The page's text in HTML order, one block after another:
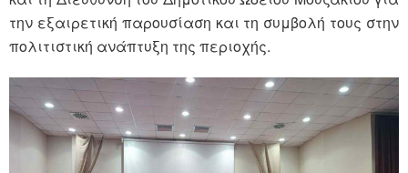
την εξαιρετική παρουσίαση και τη συμβολή τους στην
πολιτιστική ανάπτυξη της περιοχής.